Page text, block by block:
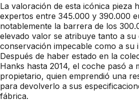
La valoración de esta icónica pieza
expertos entre 345.000 y 390.000
notablemente la barrera de los
elevado valor se atribuye tanto a su
conservación impecable como a su
Después de haber estado en la
Hanks hasta 2014, el coche pasó a
propietario, quien emprendió una
para devolverlo a sus
fábrica.